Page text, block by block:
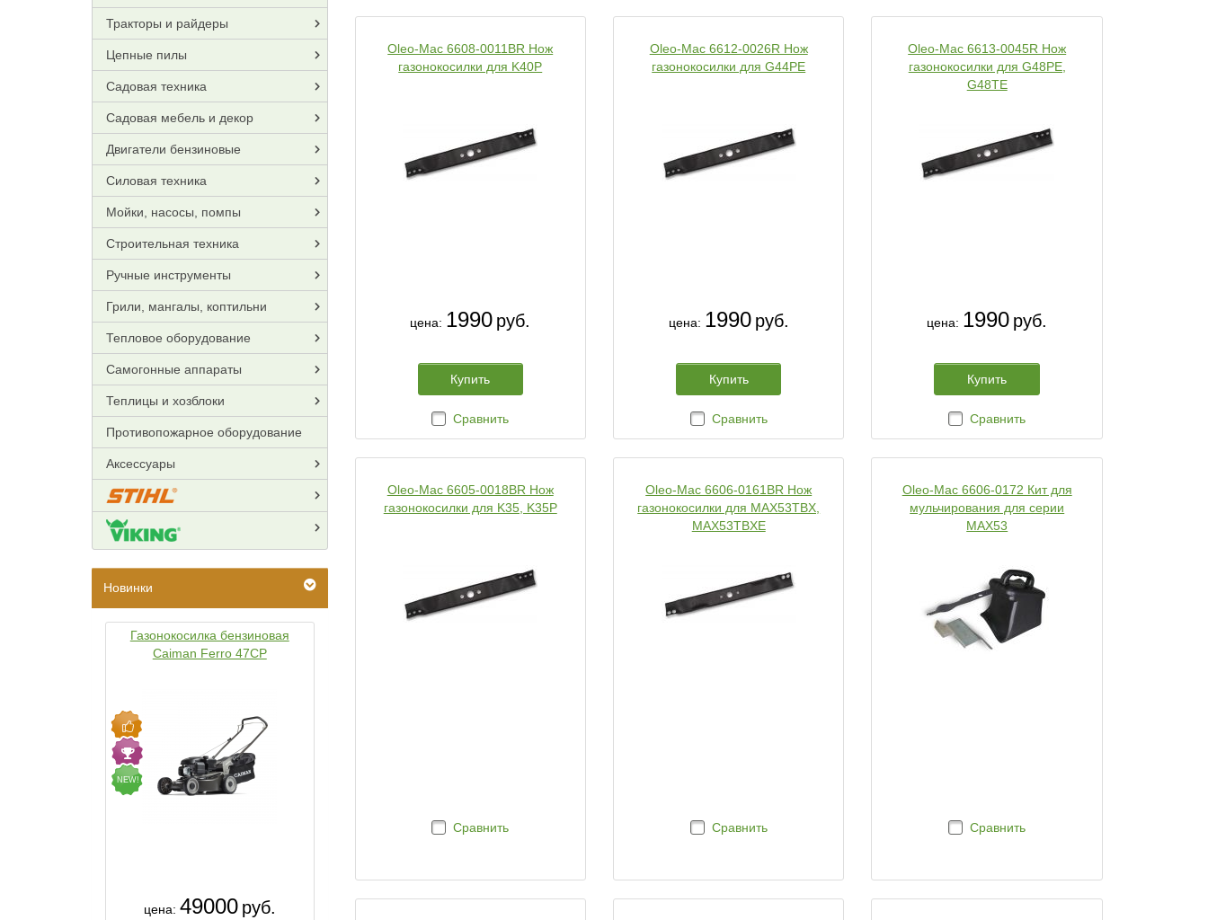
Тракторы и райдеры
Цепные пилы
Садовая техника
Садовая мебель и декор
Двигатели бензиновые
Силовая техника
Мойки, насосы, помпы
Строительная техника
Ручные инструменты
Грили, мангалы, коптильни
Тепловое оборудование
Самогонные аппараты
Теплицы и хозблоки
Противопожарное оборудование
Аксессуары
Новинки
Газонокосилка бензиновая
Caiman Ferro 47CP
NEW!
цена: 49000 руб.
Oleo-Mac 6608-0011BR Нож
газонокосилки для K40P
цена: 1990 руб.
Купить
Сравнить
Oleo-Mac 6612-0026R Нож
газонокосилки для G44PE
цена: 1990 руб.
Купить
Сравнить
Oleo-Mac 6613-0045R Нож
газонокосилки для G48PE,
G48TE
цена: 1990 руб.
Купить
Сравнить
Oleo-Mac 6605-0018BR Нож
газонокосилки для K35, K35P
Сравнить
Oleo-Mac 6606-0161BR Нож
газонокосилки для MAX53TBX,
MAX53TBXE
Сравнить
Oleo-Mac 6606-0172 Кит для
мульчирования для серии
MAX53
Сравнить